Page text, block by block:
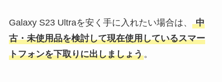
Galaxy S23 Ultraを安く手に入れたい場合は、 中
古・未使用品を検討して現在使用しているスマー
トフォンを下取りに出しましょう。